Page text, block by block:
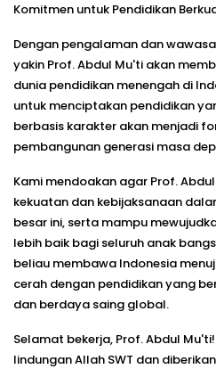
Komitmen untuk Pendidikan
Dengan pengalaman dan
yakin Prof. Abdul Mu'ti akan
dunia pendidikan menengah di
untuk menciptakan pendidikan
berbasis karakter akan menjadi
pembangunan generasi masa
Kami mendoakan agar Prof.
kekuatan dan kebijaksanaan
besar ini, serta mampu
lebih baik bagi seluruh anak
beliau membawa Indonesia
cerah dengan pendidikan yang
dan berdaya saing global.
Selamat bekerja, Prof. Abdul Mu'ti!
lindungan Allah SWT dan